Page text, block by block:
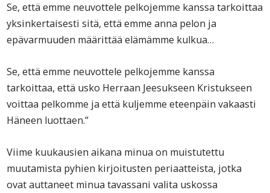
Se, että emme neuvottele pelkojemme kanssa tarkoittaa
yksinkertaisesti sitä, että emme anna pelon ja
epävarmuuden määrittää elämämme kulkua…
Se, että emme neuvottele pelkojemme kanssa
tarkoittaa, että usko Herraan Jeesukseen Kristukseen
voittaa pelkomme ja että kuljemme eteenpäin vakaasti
Häneen luottaen.”
Viime kuukausien aikana minua on muistutettu
muutamista pyhien kirjoitusten periaatteista, jotka
ovat auttaneet minua tavassani valita uskossa